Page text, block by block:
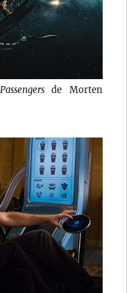
Passengers de Morten